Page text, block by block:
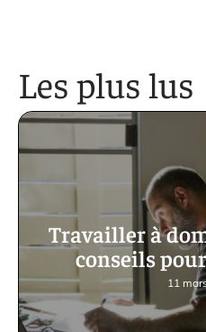
Les plus lus
Travailler à
conseils
11